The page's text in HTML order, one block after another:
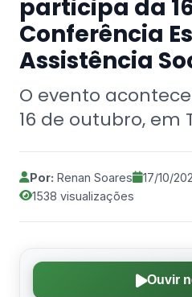
participa da
Conferência
Assistência
O evento
16 de outubro, em
Por: Renan Soares
17/10/
1538 visualizações
Ouvir